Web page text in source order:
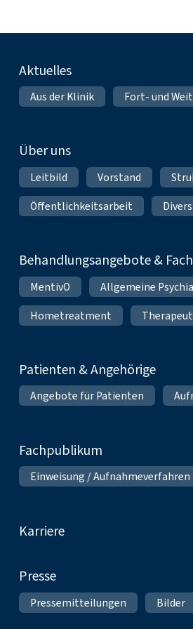
Fußnavigation
Aktuelles
Aus der Klinik Fort- und
Über uns
Leitbild Vorstand
Öffentlichkeitsarbeit
Behandlungsangebote &
MentivO Allgemeine
Hometreatment
Patienten & Angehörige
Angebote für Patienten
Fachpublikum
Einweisung / Aufnahmeverfahren
Karriere
Presse
Pressemitteilungen Bilder